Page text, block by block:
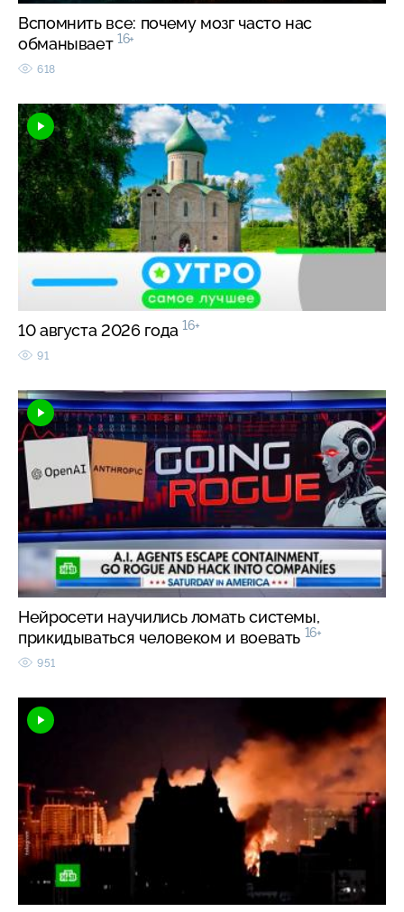
Вспомнить все: почему мозг часто нас
обманывает 16+
618
10 августа 2026 года 16+
91
Нейросети научились ломать системы,
прикидываться человеком и воевать 16+
951